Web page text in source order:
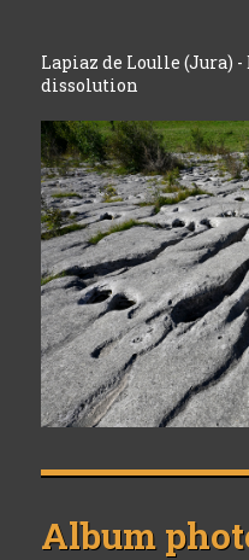
Lapiaz de Loulle (Jura)
dissolution
Album